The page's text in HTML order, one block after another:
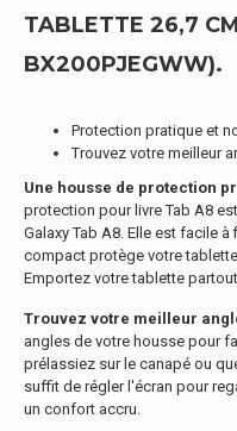
TABLETTE 26,7
BX200PJEGWW).
Protection pratique et
Trouvez votre meilleur
Une housse de protection
protection pour livre Tab A8
Galaxy Tab A8. Elle est facile
compact protège votre
Emportez votre tablette
Trouvez votre meilleur
angles de votre housse pour
prélassiez sur le canapé ou
suffit de régler l'écran pour
un confort accru.